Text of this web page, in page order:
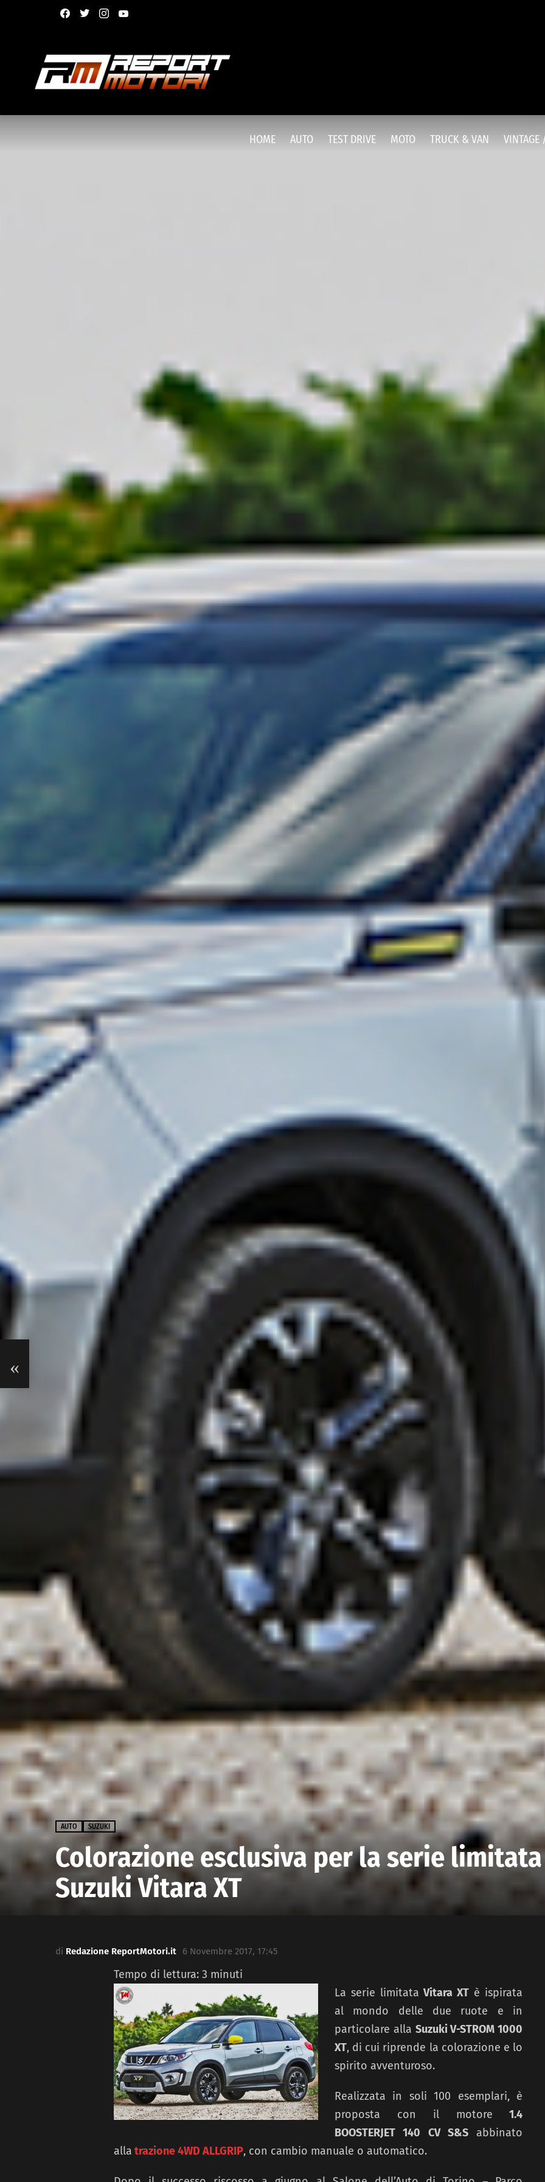
facebooktwitterinstagram
HOME AUTO TEST DRIVE MOTO TRUCK & VAN VINTAGE
AUTO SUZUKI
Colorazione esclusiva per la serie limitata
Suzuki Vitara XT
di Redazione ReportMotori.it 6 Novembre 2017, 17:45
Tempo di lettura: 3 minuti
La serie limitata Vitara XT è ispirata
al mondo delle due ruote e in
particolare alla Suzuki V-STROM 1000
XT, di cui riprende la colorazione e lo
spirito avventuroso.
Realizzata in soli 100 esemplari, è
proposta con il motore 1.4
BOOSTERJET 140 CV S&Sabbinato
alla trazione 4WD ALLGRIP, con cambio manuale o automatico.